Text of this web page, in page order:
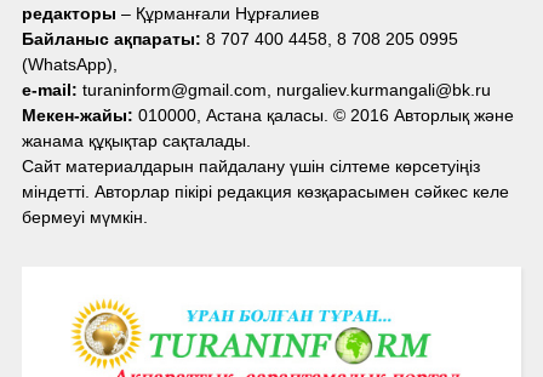
редакторы – Құрманғали Нұрғалиев
Байланыс ақпараты: 8 707 400 4458, 8 708 205 0995
(WhatsApp),
e-mail: turaninform@gmail.com, nurgaliev.kurmangali@bk.ru
Мекен-жайы: 010000, Астана қаласы. © 2016 Авторлық және
жанама құқықтар сақталады.
Сайт материалдарын пайдалану үшін сілтеме көрсетуіңіз
міндетті. Авторлар пікірі редакция көзқарасымен сәйкес келе
бермеуі мүмкін.